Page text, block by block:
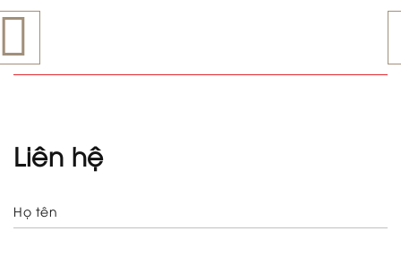
Liên hệ
Họ tên